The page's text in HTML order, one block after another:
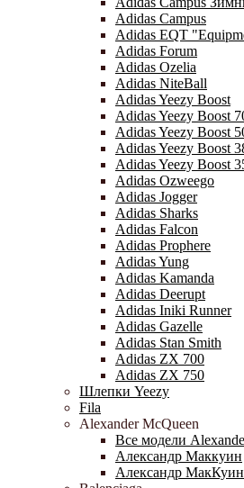
Adidas Campus
Adidas EQT
Adidas Forum
Adidas Ozelia
Adidas NiteBall
Adidas Yeezy Boost
Adidas Yeezy Boost
Adidas Yeezy Boost
Adidas Yeezy Boost
Adidas Yeezy Boost
Adidas Ozweego
Adidas Jogger
Adidas Sharks
Adidas Falcon
Adidas Prophere
Adidas Yung
Adidas Kamanda
Adidas Deerupt
Adidas Iniki Runner
Adidas Gazelle
Adidas Stan Smith
Adidas ZX 700
Adidas ZX 750
Шлепки Yeezy
Fila
Alexander McQueen
Все модели
Александр Маккуин
Александр